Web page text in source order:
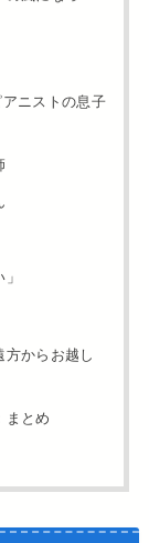
ニストの息子
方からお越し
まとめ